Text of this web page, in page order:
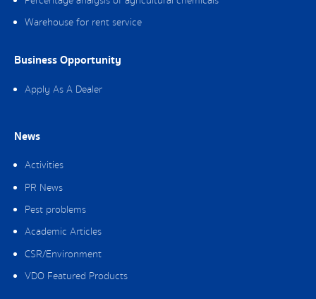
Warehouse for rent service
Business Opportunity
Apply As A Dealer
News
Activities
PR News
Pest problems
Academic Articles
CSR/Environment
VDO Featured Products